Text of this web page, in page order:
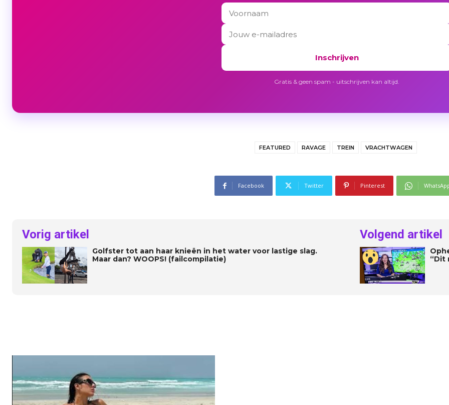
Inschrijven
Gratis & geen spam - uitschrijven kan altijd.
FEATURED RAVAGE TREIN VRACHTWAGEN
Facebook Twitter Pinterest
Vorig artikel
Golfster tot aan haar knieën in het water voor lastige slag.
Maar dan? WOOPS! (failcompilatie)
Volgend artikel
“Dit